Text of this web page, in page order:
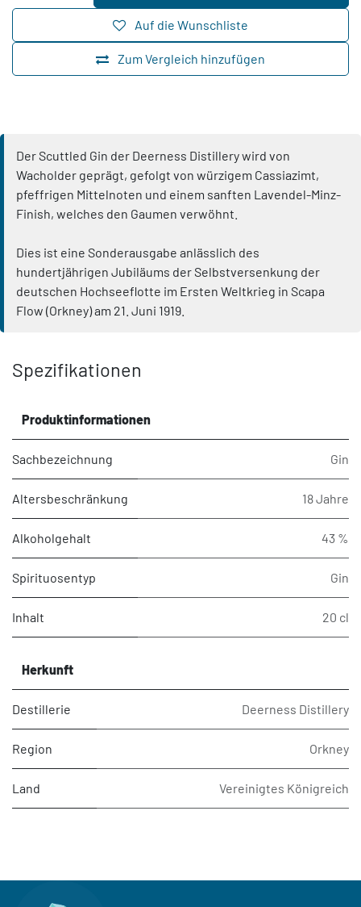
Zum Vergleich hinzufügen
Auf die Wunschliste
Der Scuttled Gin der Deerness Distillery wird von
Wacholder geprägt, gefolgt von würzigem Cassiazimt,
pfeffrigen Mittelnoten und einem sanften Lavendel-Minz-
Finish, welches den Gaumen verwöhnt.
Dies ist eine Sonderausgabe anlässlich des
hundertjährigen Jubiläums der Selbstversenkung der
deutschen Hochseeflotte im Ersten Weltkrieg in Scapa
Flow (Orkney) am 21. Juni 1919.
Spezifikationen
Produktinformationen
Sachbezeichnung Gin
Altersbeschränkung 18 Jahre
Alkoholgehalt 43 %
Spirituosentyp Gin
Inhalt 20 cl
Herkunft
Destillerie Deerness Distillery
Region Orkney
Land Vereinigtes Königreich